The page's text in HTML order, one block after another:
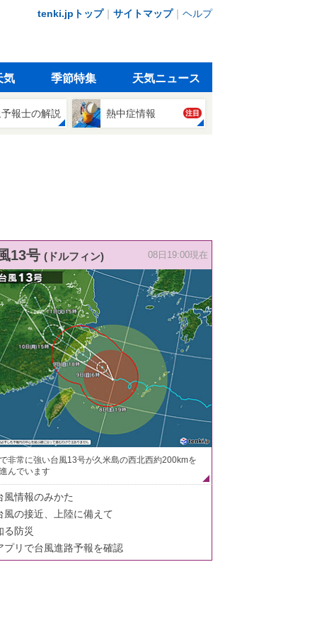
tenki.jpトップ｜ サイトマップ｜ ヘルプ
気 季節特集 天気ニュース
報士の解説 熱中症情報 注目
13号 (ドルフィン) 08日19:00現在
非常に強い台風13号が久米島の西北西約200kmを
んでいます
風情報のみかた
風の接近、上陸に備えて
る防災
プリで台風進路予報を確認